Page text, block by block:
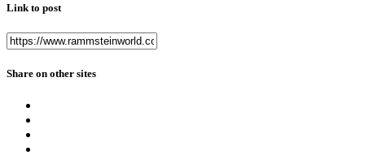
Link to post
Share on other sites